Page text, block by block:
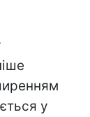
у